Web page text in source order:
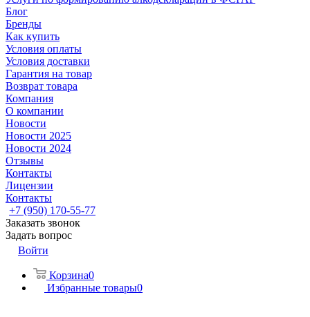
Блог
Бренды
Как купить
Условия оплаты
Условия доставки
Гарантия на товар
Возврат товара
Компания
О компании
Новости
Новости 2025
Новости 2024
Отзывы
Контакты
Лицензии
Контакты
+7 (950) 170-55-77
Заказать звонок
Задать вопрос
Войти
Корзина0
Избранные товары0